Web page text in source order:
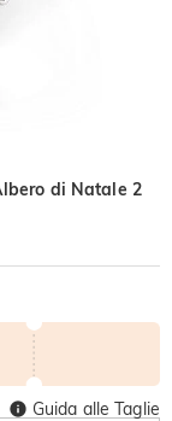
di Natale 2
Guida alle Taglie